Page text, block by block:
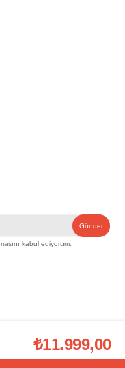
Gönder
kabul ediyorum.
. Tüm hakları saklıdır.
Web sitemizde yer alan
yazılı izni alınmadan
₺11.999,00